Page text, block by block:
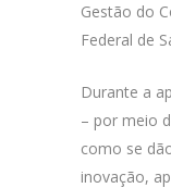
Gestão do
Federal de
Durante a
– por meio
como se
inovação,